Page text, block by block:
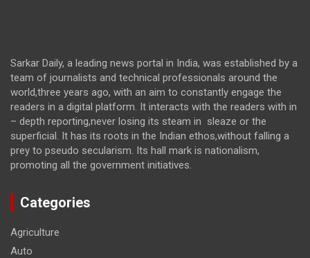
Sarkar Daily, a leading news portal in India, was established by a
team of journalists and technical professionals around the
world,three years ago, with an aim to constantly engage the
readers in a digital platform. It interacts with the readers with in
– depth reporting,never losing its steam in sleaze or the
superficial. It has its roots in the Indian ethos,without falling a
prey to pseudo secularism. Its hall mark is nationalism,
promoting all the government initiatives.
Categories
Agriculture
Auto